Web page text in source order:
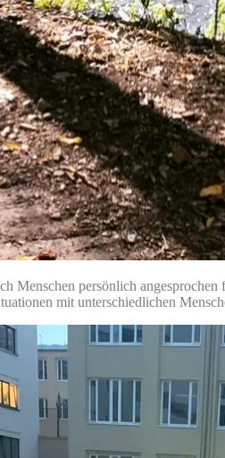
Menschen persönlich
mit unterschiedlichen